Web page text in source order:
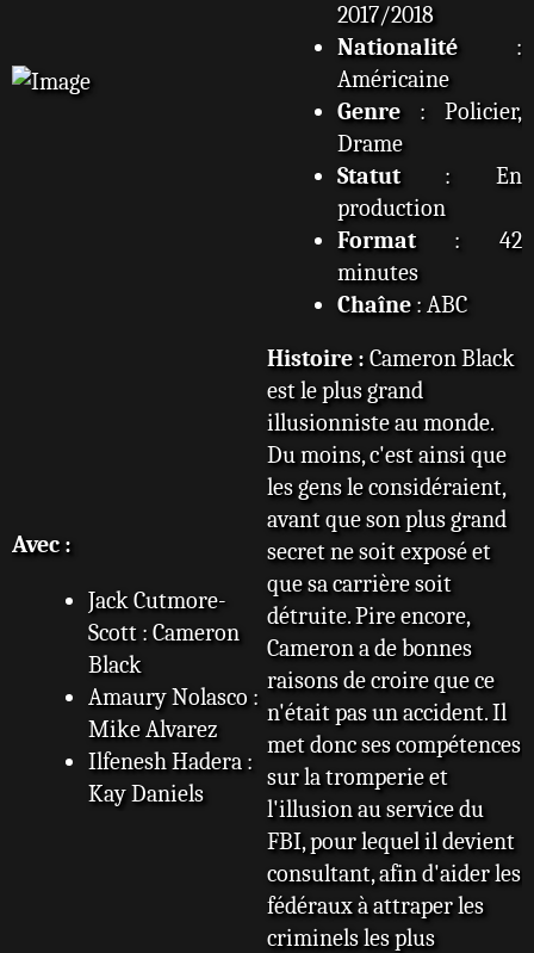
2017/2018
Nationalité:
Américaine
Genre: Policier,
Drame
Statut: En
production
Format: 42
minutes
Chaîne: ABC
Avec :
Jack Cutmore-
Scott : Cameron
Black
Amaury Nolasco :
Mike Alvarez
Ilfenesh Hadera :
Kay Daniels
Histoire : Cameron Black
est le plus grand
illusionniste au monde.
Du moins, c'est ainsi que
les gens le considéraient,
avant que son plus grand
secret ne soit exposé et
que sa carrière soit
détruite. Pire encore,
Cameron a de bonnes
raisons de croire que ce
n'était pas un accident. Il
met donc ses compétences
sur la tromperie et
l'illusion au service du
FBI, pour lequel il devient
consultant, afin d'aider les
fédéraux à attraper les
criminels les plus